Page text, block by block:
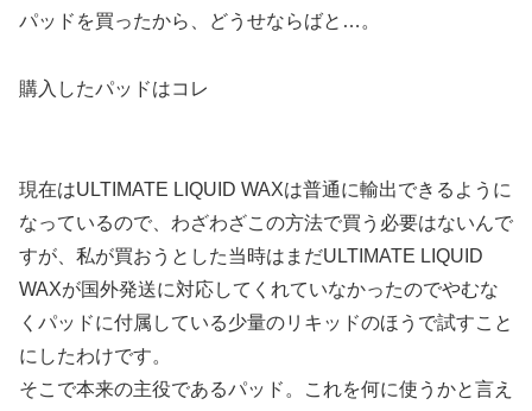
パッドを買ったから、どうせならばと…。
購入したパッドはコレ
現在はULTIMATE LIQUID WAXは普通に輸出できるように
なっているので、わざわざこの方法で買う必要はないんで
すが、私が買おうとした当時はまだULTIMATE LIQUID
WAXが国外発送に対応してくれていなかったのでやむな
くパッドに付属している少量のリキッドのほうで試すこと
にしたわけです。
そこで本来の主役であるパッド。これを何に使うかと言え